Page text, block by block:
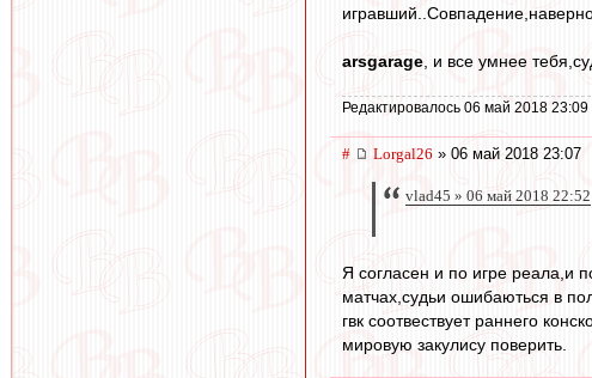
arsgarage , и все умнее
Редактировалось 06 май 2018 23:09
# Lorgal26 » 06 май 2018 23:07
vlad45 » 06 май 2018 22:52
Я согласен и по игре реала,и
матчах,судьи ошибаються в
гвк соотвествует раннего
мировую закулису поверить.